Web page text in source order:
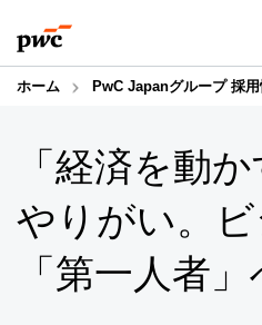
to
content
to
footer
ホーム PwC Japanグループ 採用
「経済を動
やりがい。
「第一人者